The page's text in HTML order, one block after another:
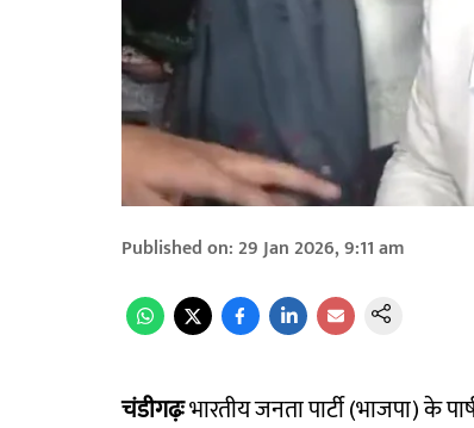
Published on:29 Jan 2026, 9:11 am
चंडीगढ़ःभारतीय जनता पार्टी (भाजपा) के